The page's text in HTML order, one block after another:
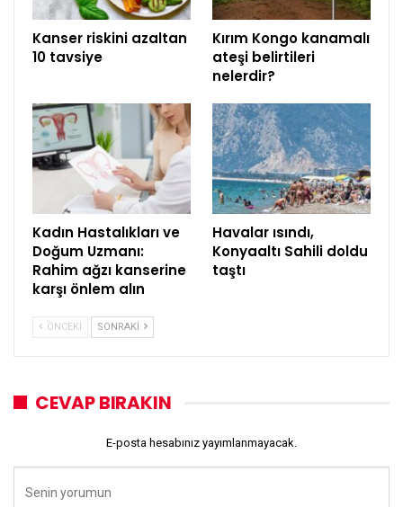
Kanser riskini azaltan
10 tavsiye
Kırım Kongo kanamalı
ateşi belirtileri
nelerdir?
Kadın Hastalıkları ve
Doğum Uzmanı:
Rahim ağzı kanserine
karşı önlem alın
Havalar ısındı,
Konyaaltı Sahili doldu
taştı
ÖNCEKI SONRAKI
CEVAP BIRAKIN
E-posta hesabınız yayımlanmayacak.